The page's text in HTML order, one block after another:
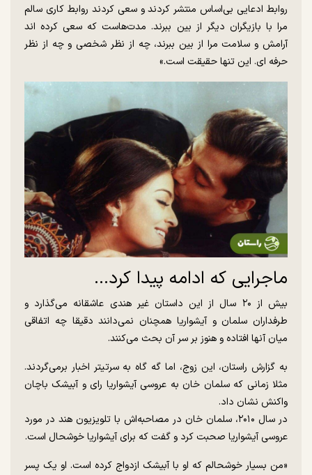
روابط ادعایی بی‌اساس منتشر کردند و سعی کردند روابط کاری سالم
مرا با بازیگران دیگر از بین ببرند. مدت‌هاست که سعی کرده اند
آرامش و سلامت مرا از بین ببرند، چه از نظر شخصی و چه از نظر
حرفه ای. این تنها حقیقت است.»
ماجرایی که ادامه پیدا کرد...
بیش از ۲۰ سال از این داستان غیر هندی عاشقانه می‌گذارد و
طرفداران سلمان و آیشواریا همچنان نمی‌دانند دقیقا چه اتفاقی
میان آنها افتاده و هنوز بر سر آن بحث می‌کنند.
به گزارش راستان، این زوج، اما گه گاه به سرتیتر اخبار برمی‌گردند.
مثلا زمانی که سلمان خان به عروسی آیشواریا رای و آبیشک باچان
واکنش نشان داد.
در سال ۲۰۱۰، سلمان خان در مصاحبه‌اش با تلویزیون هند در مورد
عروسی آیشواریا صحبت کرد و گفت که برای آیشواریا خوشحال است.
«من بسیار خوشحالم که او با آبیشک ازدواج کرده است. او یک پسر